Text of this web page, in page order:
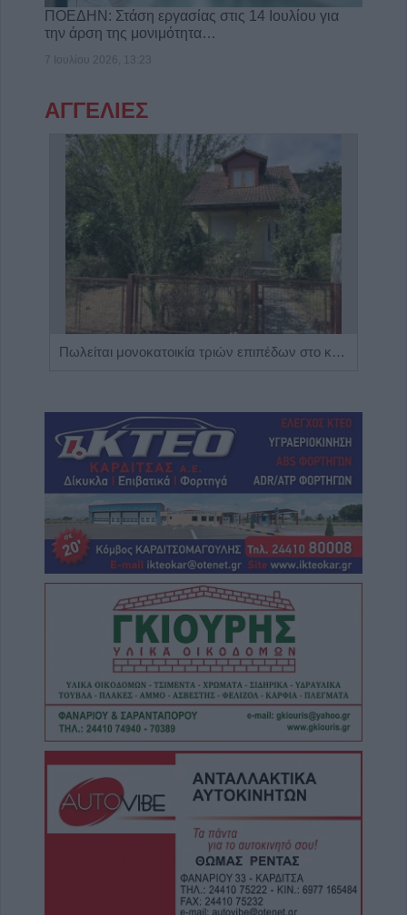
ΠΟΕΔΗΝ: Στάση εργασίας στις 14 Ιουλίου για
την άρση της μονιμότητα…
7 Ιουλίου 2026, 13:23
ΑΓΓΕΛΙΕΣ
Πωλείται μονοκατοικία τριών επιπέδων στο καταπράσινο Πευκόφυτο Καρδίτσας